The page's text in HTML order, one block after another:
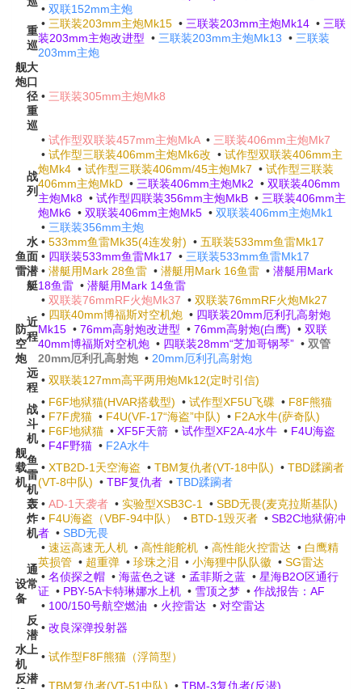
舰
炮
• 双联152mm主炮
重
巡
• 三联装203mm主炮Mk15 • 三联装203mm主炮Mk14 • 三联
装203mm主炮改进型 • 三联装203mm主炮Mk13 • 三联装
203mm主炮
大
口
径
重
巡
• 三联装305mm主炮Mk8
战
列
• 试作型双联装457mm主炮MkA • 三联装406mm主炮Mk7
• 试作型三联装406mm主炮Mk6改 • 试作型双联装406mm主
炮Mk4 • 试作型三联装406mm/45主炮Mk7 • 试作型三联装
406mm主炮MkD • 三联装406mm主炮Mk2 • 双联装406mm
主炮Mk8 • 试作型四联装356mm主炮MkB • 三联装406mm主
炮Mk6 • 双联装406mm主炮Mk5 • 双联装406mm主炮Mk1
• 三联装356mm主炮
鱼
雷
水
面
• 533mm鱼雷Mk35(4连发射) • 五联装533mm鱼雷Mk17
• 四联装533mm鱼雷Mk17 • 三联装533mm鱼雷Mk17
潜
艇
• 潜艇用Mark 28鱼雷 • 潜艇用Mark 16鱼雷 • 潜艇用Mark
18鱼雷 • 潜艇用Mark 14鱼雷
防
空
炮
近
程
• 双联装76mmRF火炮Mk37 • 双联装76mmRF火炮Mk27
• 四联40mm博福斯对空机炮 • 四联装20mm厄利孔高射炮
Mk15 • 76mm高射炮改进型 • 76mm高射炮(白鹰) • 双联
40mm博福斯对空机炮 • 四联装28mm“芝加哥钢琴” • 双管
20mm厄利孔高射炮 • 20mm厄利孔高射炮
远
程
• 双联装127mm高平两用炮Mk12(定时引信)
舰
载
机
战
斗
机
• F6F地狱猫(HVAR搭载型) • 试作型XF5U飞碟 • F8F熊猫
• F7F虎猫 • F4U(VF-17“海盗”中队) • F2A水牛(萨奇队)
• F6F地狱猫 • XF5F天箭 • 试作型XF2A-4水牛 • F4U海盗
• F4F野猫 • F2A水牛
鱼
雷
机
• XTB2D-1天空海盗 • TBM复仇者(VT-18中队) • TBD蹂躏者
(VT-8中队) • TBF复仇者 • TBD蹂躏者
轰
炸
机
• AD-1天袭者 • 实验型XSB3C-1 • SBD无畏(麦克拉斯基队)
• F4U海盗（VBF-94中队） • BTD-1毁灭者 • SB2C地狱俯冲
者 • SBD无畏
设
备
通
常
• 速运高速无人机 • 高性能舵机 • 高性能火控雷达 • 白鹰精
英损管 • 超重弹 • 珍珠之泪 • 小海狸中队队徽 • SG雷达
• 名侦探之帽 • 海蓝色之谜 • 孟菲斯之蓝 • 星海B2O区通行
证 • PBY-5A卡特琳娜水上机 • 雪顶之梦 • 作战报告：AF
• 100/150号航空燃油 • 火控雷达 • 对空雷达
反
潜
• 改良深弹投射器
水上
机
• 试作型F8F熊猫（浮筒型）
反潜
• TBM复仇者(VT-51中队) • TBM-3复仇者(反潜)